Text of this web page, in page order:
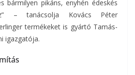
bármilyen pikáns, enyhén édeskés
– tanácsolja Kovács Péter
termékeket is gyártó Tamás-
igazgatója.